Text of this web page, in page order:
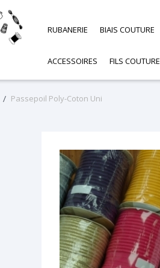
RUBANERIE BIAIS COUTURE
ACCESSOIRES FILS COUTURE
Passepoil Poly-Coton Uni